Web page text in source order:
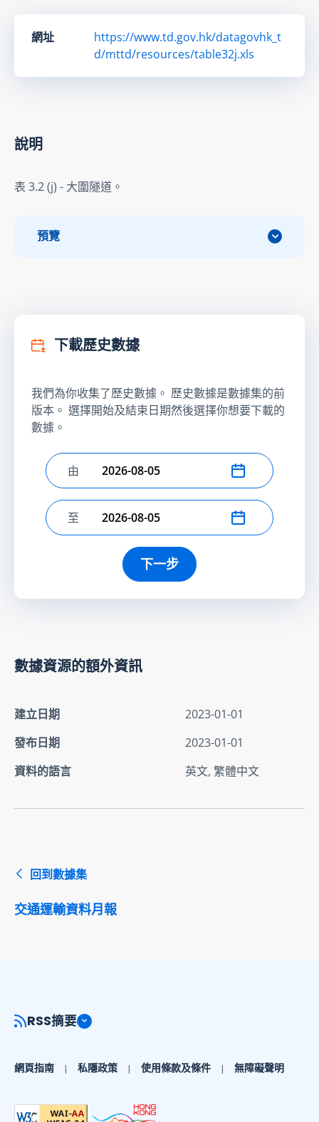
網址
https://www.td.gov.hk/datagovhk_t
d/mttd/resources/table32j.xls
說明
表 3.2 (j) - 大圍隧道。
預覽
下載歷史數據
我們為你收集了歷史數據。 歷史數據是數據集的前
版本。 選擇開始及結束日期然後選擇你想要下載的
數據。
選擇開始日期
由
選擇結束日期
至
下一步
數據資源的額外資訊
建立日期
2023-01-01
發布日期
2023-01-01
資料的語言
英文, 繁體中文
回到數據集
交通運輸資料月報
RSS摘要
網頁指南 私隱政策 使用條款及條件 無障礙聲明